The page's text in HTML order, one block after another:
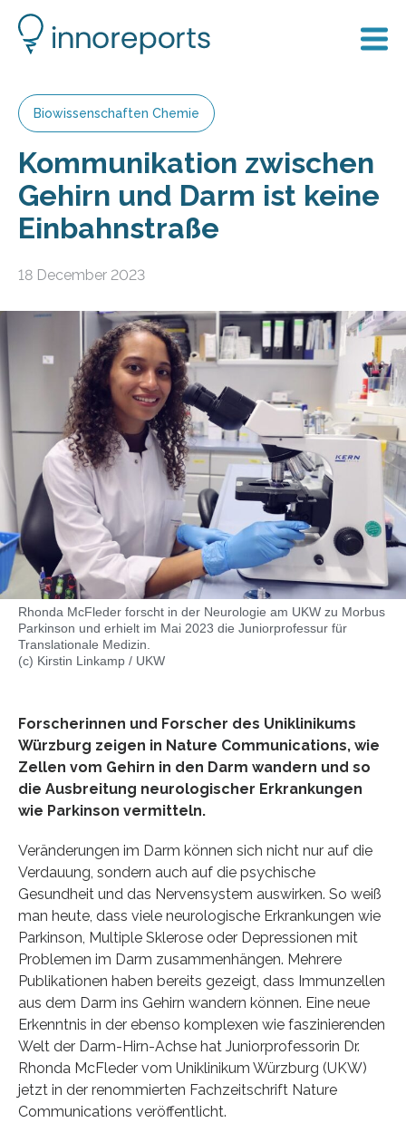
Biowissenschaften Chemie
Kommunikation zwischen
Gehirn und Darm ist keine
Einbahnstraße
18 December 2023
Rhonda McFleder forscht in der Neurologie am UKW zu Morbus
Parkinson und erhielt im Mai 2023 die Juniorprofessur für
Translationale Medizin.
(c) Kirstin Linkamp / UKW
Forscherinnen und Forscher des Uniklinikums
Würzburg zeigen in Nature Communications, wie
Zellen vom Gehirn in den Darm wandern und so
die Ausbreitung neurologischer Erkrankungen
wie Parkinson vermitteln.
Veränderungen im Darm können sich nicht nur auf die
Verdauung, sondern auch auf die psychische
Gesundheit und das Nervensystem auswirken. So weiß
man heute, dass viele neurologische Erkrankungen wie
Parkinson, Multiple Sklerose oder Depressionen mit
Problemen im Darm zusammenhängen. Mehrere
Publikationen haben bereits gezeigt, dass Immunzellen
aus dem Darm ins Gehirn wandern können. Eine neue
Erkenntnis in der ebenso komplexen wie faszinierenden
Welt der Darm-Hirn-Achse hat Juniorprofessorin Dr.
Rhonda McFleder vom Uniklinikum Würzburg (UKW)
jetzt in der renommierten Fachzeitschrift Nature
Communications veröffentlicht.